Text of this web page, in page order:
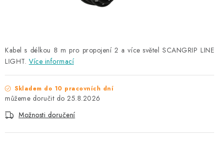
Věrnostní program
Všeobecné obchodní podmínky
Podmínky ochrany osobních údajů
Kabel s délkou 8 m pro propojení 2 a více světel SCANGRIP LINE
LIGHT. Více informací
Skladem do 10 pracovních dní
25.8.2026
Možnosti doručení